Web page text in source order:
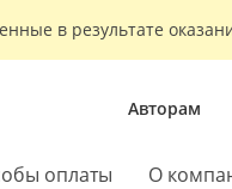
в результате
Авторам
оплаты О